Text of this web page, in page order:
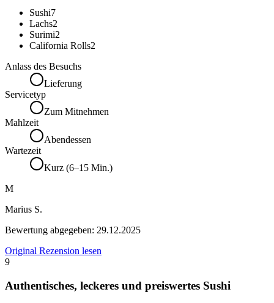
Sushi7
Lachs2
Surimi2
California Rolls2
Anlass des Besuchs
Lieferung
Servicetyp
Zum Mitnehmen
Mahlzeit
Abendessen
Wartezeit
Kurz (6–15 Min.)
M
Marius S.
Bewertung abgegeben: 29.12.2025
Original Rezension lesen
9
Authentisches, leckeres und preiswertes Sushi